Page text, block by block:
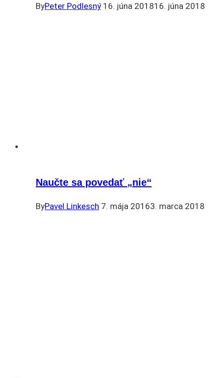
ByPeter Podlesný 16. júna 201816. júna 2018
Naučte sa povedať „nie“
ByPavel Linkesch 7. mája 20163. marca 2018